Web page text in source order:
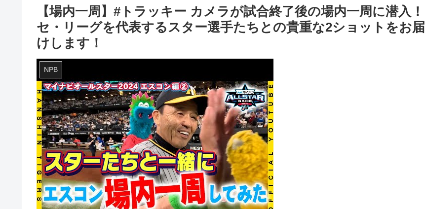
【場内一周】#トラッキー カメラが試合終了後の場内一周に潜入！
セ・リーグを代表するスター選手たちとの貴重な2ショットをお届
けします！
NPB